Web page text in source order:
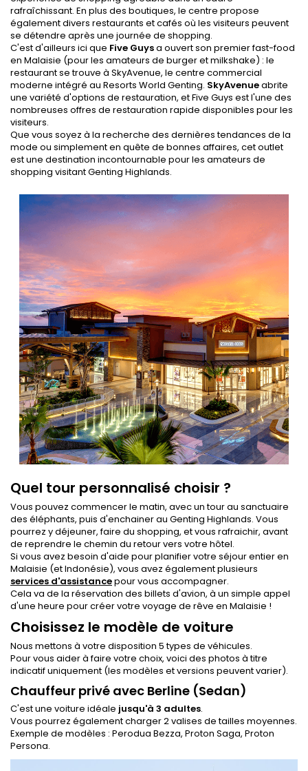
rafraîchissant. En plus des boutiques, le centre propose
également divers restaurants et cafés où les visiteurs peuvent
se détendre après une journée de shopping.
C'est d'ailleurs ici que Five Guysa ouvert son premier fast-food
en Malaisie (pour les amateurs de burger et milkshake) : le
restaurant se trouve à SkyAvenue, le centre commercial
moderne intégré au Resorts World Genting. SkyAvenueabrite
une variété d'options de restauration, et Five Guys est l'une des
nombreuses offres de restauration rapide disponibles pour les
visiteurs.
Que vous soyez à la recherche des dernières tendances de la
mode ou simplement en quête de bonnes affaires, cet outlet
est une destination incontournable pour les amateurs de
shopping visitant Genting Highlands.
Quel tour personnalisé choisir ?
Vous pouvez commencer le matin, avec un tour au sanctuaire
des éléphants, puis d'enchainer au Genting Highlands. Vous
pourrez y déjeuner, faire du shopping, et vous rafraichir, avant
de reprendre le chemin du retour vers votre hôtel.
Si vous avez besoin d'aide pour planifier votre séjour entier en
Malaisie (et Indonésie), vous avez également plusieurs
services d'assistancepour vous accompagner.
Cela va de la réservation des billets d'avion, à un simple appel
d'une heure pour créer votre voyage de rêve en Malaisie !
Choisissez le modèle de voiture
Nous mettons à votre disposition 5 types de véhicules.
Pour vous aider à faire votre choix, voici des photos à titre
indicatif uniquement (les modèles et versions peuvent varier).
Chauffeur privé avec Berline (Sedan)
C'est une voiture idéale jusqu'à 3 adultes.
Vous pourrez également charger 2 valises de tailles moyennes.
Exemple de modèles : Perodua Bezza, Proton Saga, Proton
Persona.